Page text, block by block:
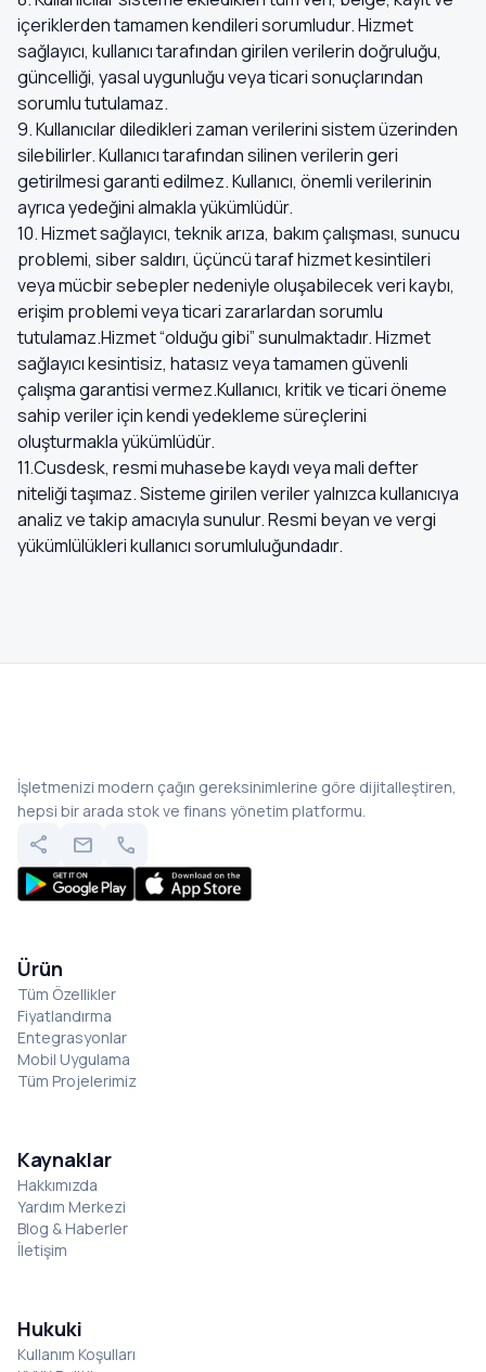
içeriklerden tamamen kendileri sorumludur. Hizmet
sağlayıcı, kullanıcı tarafından girilen verilerin doğruluğu,
güncelliği, yasal uygunluğu veya ticari sonuçlarından
sorumlu tutulamaz.
9. Kullanıcılar diledikleri zaman verilerini sistem üzerinden
silebilirler. Kullanıcı tarafından silinen verilerin geri
getirilmesi garanti edilmez. Kullanıcı, önemli verilerinin
ayrıca yedeğini almakla yükümlüdür.
10. Hizmet sağlayıcı, teknik arıza, bakım çalışması, sunucu
problemi, siber saldırı, üçüncü taraf hizmet kesintileri
veya mücbir sebepler nedeniyle oluşabilecek veri kaybı,
erişim problemi veya ticari zararlardan sorumlu
tutulamaz.Hizmet “olduğu gibi” sunulmaktadır. Hizmet
sağlayıcı kesintisiz, hatasız veya tamamen güvenli
çalışma garantisi vermez.Kullanıcı, kritik ve ticari öneme
sahip veriler için kendi yedekleme süreçlerini
oluşturmakla yükümlüdür.
11.Cusdesk, resmi muhasebe kaydı veya mali defter
niteliği taşımaz. Sisteme girilen veriler yalnızca kullanıcıya
analiz ve takip amacıyla sunulur. Resmi beyan ve vergi
yükümlülükleri kullanıcı sorumluluğundadır.
İşletmenizi modern çağın gereksinimlerine göre dijitalleştiren,
hepsi bir arada stok ve finans yönetim platformu.
share mail call
Ürün
Tüm Özellikler
Fiyatlandırma
Entegrasyonlar
Mobil Uygulama
Tüm Projelerimiz
Kaynaklar
Hakkımızda
Yardım Merkezi
Blog & Haberler
İletişim
Hukuki
Kullanım Koşulları